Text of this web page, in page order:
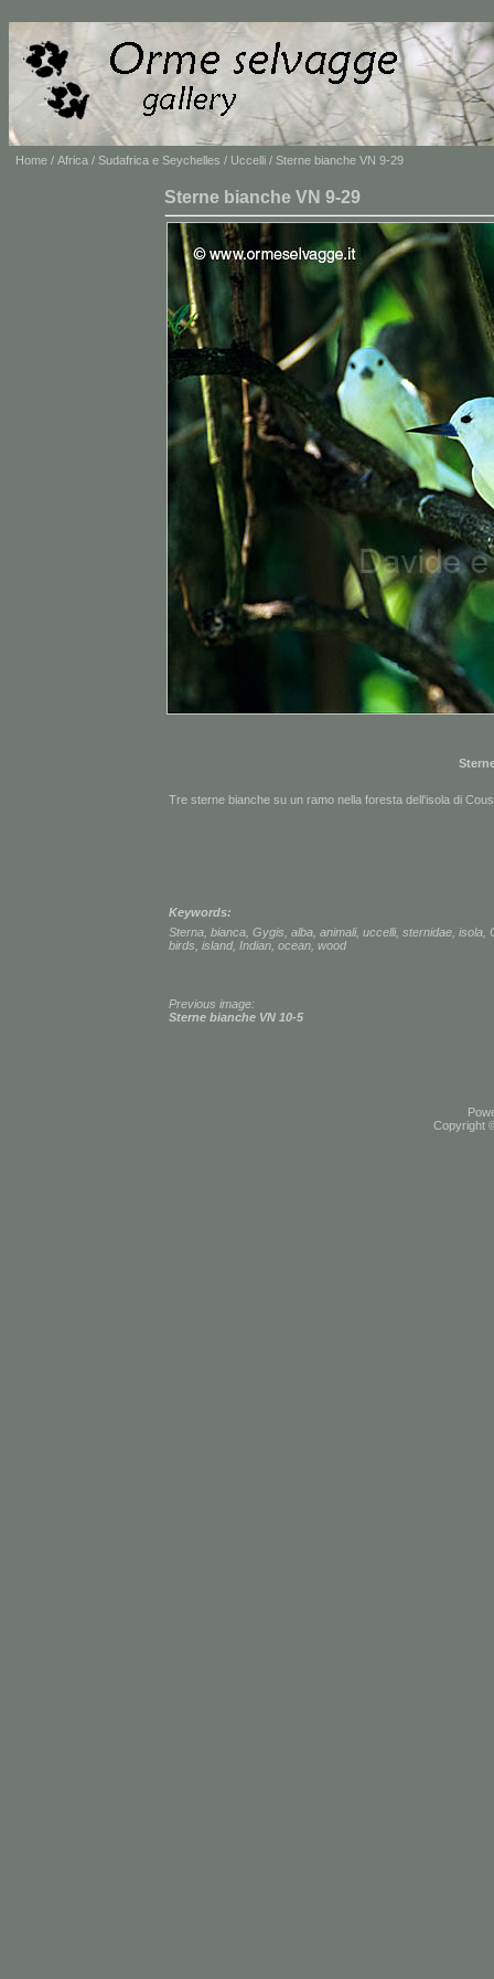
Home / Africa / Sudafrica e Seychelles / Uccelli / Sterne bianche VN 9-29
Sterne bianche VN 9-29
Tre sterne bianche su un ramo nella foresta dell'isola di
Keywords:
Sterna bianca Gygis alba animali, uccelli, sternidae isola
birds island, Indian ocean wood
Previous image:
Sterne bianche VN 10-5
Copyright